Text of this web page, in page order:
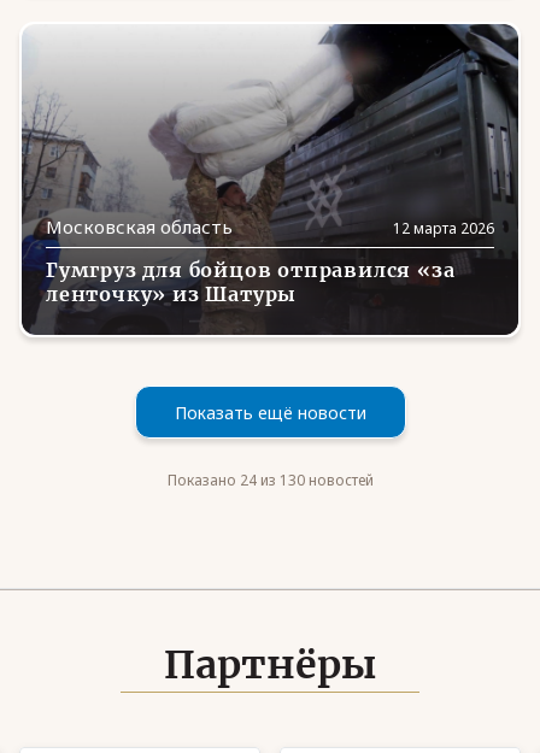
Московская область 12 марта 2026
Гумгруз для бойцов отправился «за
ленточку» из Шатуры
Показать ещё новости
Показано 24 из 130 новостей
Партнёры